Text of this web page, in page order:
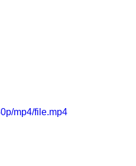
mp4/file.mp4